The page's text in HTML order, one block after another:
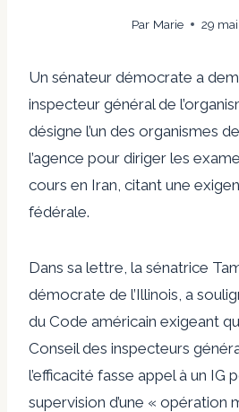
Par Marie 29
Un sénateur démocrate a
inspecteur général de
désigne l’un des organismes
l’agence pour diriger les
cours en Iran, citant une
fédérale.
Dans sa lettre, la sénatrice
démocrate de l’Illinois, a
du Code américain exigeant
Conseil des inspecteurs
l’efficacité fasse appel à un IG
supervision d’une « opération